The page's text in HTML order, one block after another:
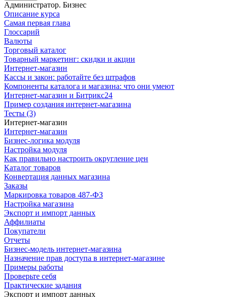
Администратор. Бизнес
Описание курса
Самая первая глава
Глоссарий
Валюты
Торговый каталог
Товарный маркетинг: скидки и акции
Интернет-магазин
Кассы и закон: работайте без штрафов
Компоненты каталога и магазина: что они умеют
Интернет-магазин и Битрикс24
Пример создания интернет-магазина
Тесты (3)
Интернет-магазин
Интернет-магазин
Бизнес-логика модуля
Настройка модуля
Как правильно настроить округление цен
Каталог товаров
Конвертация данных магазина
Заказы
Маркировка товаров 487-ФЗ
Настройка магазина
Экспорт и импорт данных
Аффилиаты
Покупатели
Отчеты
Бизнес-модель интернет-магазина
Назначение прав доступа в интернет-магазине
Примеры работы
Проверьте себя
Практические задания
Экспорт и импорт данных